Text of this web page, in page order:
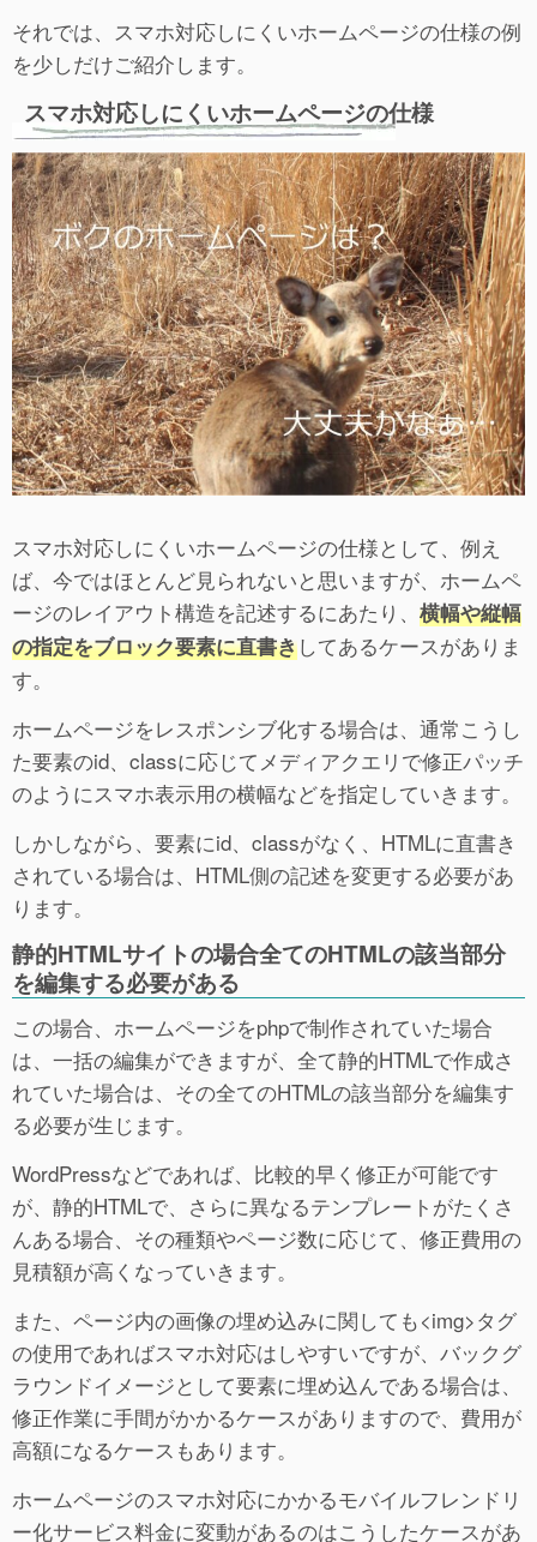
それでは、スマホ対応しにくいホームページの仕様の例
を少しだけご紹介します。
スマホ対応しにくいホームページの仕様
スマホ対応しにくいホームページの仕様として、例え
ば、今ではほとんど見られないと思いますが、ホームペ
ージのレイアウト構造を記述するにあたり、 横幅や縦幅
の指定をブロック要素に直書きしてあるケースがありま
す。
ホームページをレスポンシブ化する場合は、通常こうし
た要素のid、classに応じてメディアクエリで修正パッチ
のようにスマホ表示用の横幅などを指定していきます。
しかしながら、要素にid、classがなく、HTMLに直書き
されている場合は、HTML側の記述を変更する必要があ
ります。
静的HTMLサイトの場合全てのHTMLの該当部分
を編集する必要がある
この場合、ホームページをphpで制作されていた場合
は、一括の編集ができますが、全て静的HTMLで作成さ
れていた場合は、その全てのHTMLの該当部分を編集す
る必要が生じます。
WordPressなどであれば、比較的早く修正が可能です
が、静的HTMLで、さらに異なるテンプレートがたくさ
んある場合、その種類やページ数に応じて、修正費用の
見積額が高くなっていきます。
また、ページ内の画像の埋め込みに関しても<img>タグ
の使用であればスマホ対応はしやすいですが、バックグ
ラウンドイメージとして要素に埋め込んである場合は、
修正作業に手間がかかるケースがありますので、費用が
高額になるケースもあります。
ホームページのスマホ対応にかかるモバイルフレンドリ
ー化サービス料金に変動があるのはこうしたケースがあ